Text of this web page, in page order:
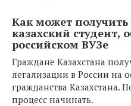
Как может получить
казахский студент,
российском ВУЗе
Граждане Казахстана
легализации в России на
гражданства Казахстана.
процесс начинать.